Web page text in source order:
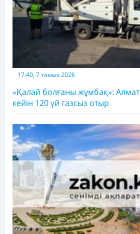
17:40, 7 тамыз 2026
«Қалай болғаны жұмбақ»:
кейін 120 үй газсыз отыр